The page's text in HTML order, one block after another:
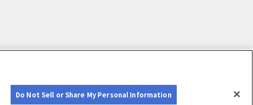
Information
Do Not Sell or Share My Personal Information